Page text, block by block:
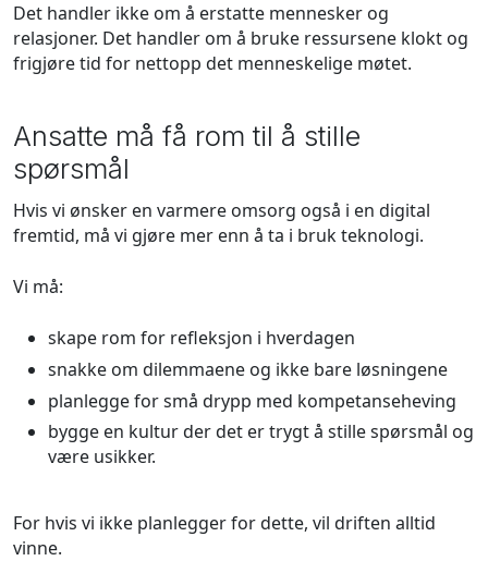
Det handler ikke om å erstatte mennesker og
relasjoner. Det handler om å bruke ressursene klokt og
frigjøre tid for nettopp det menneskelige møtet.
Ansatte må få rom til å stille
spørsmål
Hvis vi ønsker en varmere omsorg også i en digital
fremtid, må vi gjøre mer enn å ta i bruk teknologi.
Vi må:
skape rom for refleksjon i hverdagen
snakke om dilemmaene og ikke bare løsningene
planlegge for små drypp med kompetanseheving
bygge en kultur der det er trygt å stille spørsmål og
være usikker.
For hvis vi ikke planlegger for dette, vil driften alltid
vinne.